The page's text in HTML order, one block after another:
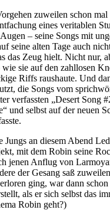
zuweilen schon
eines veritablen
– seine Songs mit
seine alten Tage auch
das Zeug hielt. Nicht nur,
sie auf den zahllosen
Riffs raushaute. Und
die Songs vom
verfassten „Desert Song
und selbst auf der neuen
Jungs an diesem Abend
mit dem Robin seine
jenen Anflug von
der Gesang saß
ging, war dann
als er sich selbst das
Robin geht?)